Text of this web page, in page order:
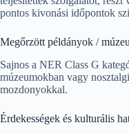
pontos kivonási időpontok
Megőrzött példányok /
Sajnos a NER Class G
múzeumokban vagy
mozdonyokkal.
Érdekességek és kulturális